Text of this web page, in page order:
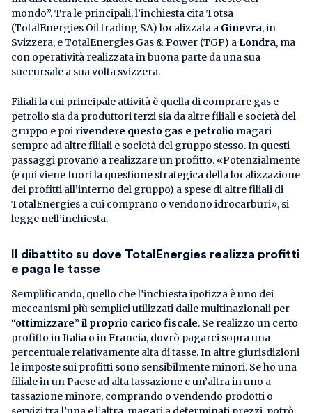
mondo”. Tra le principali, l’inchiesta cita Totsa
(TotalEnergies Oil trading SA) localizzata a Ginevra, in
Svizzera, e TotalEnergies Gas & Power (TGP) a Londra, ma
con operatività realizzata in buona parte da una sua
succursale a sua volta svizzera.
Filiali la cui principale attività è quella di comprare gas e
petrolio sia da produttori terzi sia da altre filiali e società del
gruppo e poi rivendere questo gas e petrolio magari
sempre ad altre filiali e società del gruppo stesso. In questi
passaggi provano a realizzare un profitto. «Potenzialmente
(e qui viene fuori la questione strategica della localizzazione
dei profitti all’interno del gruppo) a spese di altre filiali di
TotalEnergies a cui comprano o vendono idrocarburi», si
legge nell’inchiesta.
Il dibattito su dove TotalEnergies realizza profitti
e paga le tasse
Semplificando, quello che l’inchiesta ipotizza è uno dei
meccanismi più semplici utilizzati dalle multinazionali per
“ottimizzare” il proprio carico fiscale. Se realizzo un certo
profitto in Italia o in Francia, dovrò pagarci sopra una
percentuale relativamente alta di tasse. In altre giurisdizioni
le imposte sui profitti sono sensibilmente minori. Se ho una
filiale in un Paese ad alta tassazione e un’altra in uno a
tassazione minore, comprando o vendendo prodotti o